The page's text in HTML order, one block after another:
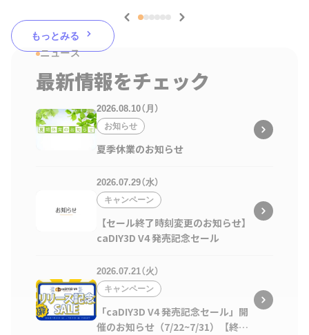
もっとみる
ニュース
最新情報をチェック
2026.08.10（月）
お知らせ
夏季休業のお知らせ
2026.07.29（水）
キャンペーン
【セール終了時刻変更のお知らせ】
caDIY3D V4 発売記念セール
2026.07.21（火）
キャンペーン
「caDIY3D V4 発売記念セール」開
催のお知らせ（7/22~7/31）【終了